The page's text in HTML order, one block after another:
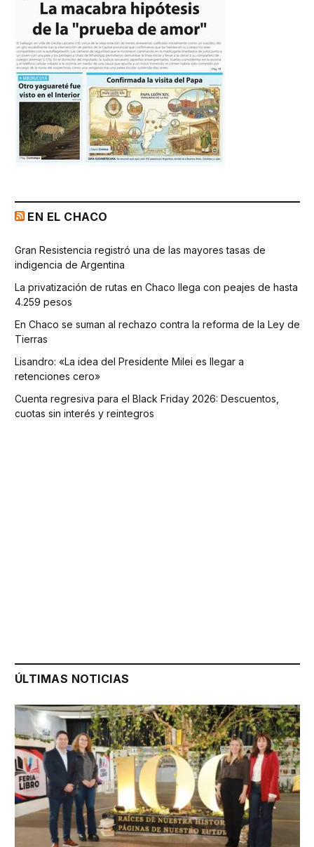
EN EL CHACO
Gran Resistencia registró una de las mayores tasas de
indigencia de Argentina
La privatización de rutas en Chaco llega con peajes de hasta
4.259 pesos
En Chaco se suman al rechazo contra la reforma de la Ley de
Tierras
Lisandro: «La idea del Presidente Milei es llegar a
retenciones cero»
Cuenta regresiva para el Black Friday 2026: Descuentos,
cuotas sin interés y reintegros
ÚLTIMAS NOTICIAS